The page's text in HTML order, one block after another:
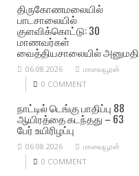
திருகோணமலையில்
பாடசாலையில்
குளவிக்கொட்டு: 30
மாணவர்கள்
வைத்தியசாலையில் அனுமதி
06.08.2026
மாவையூரன்
0 COMMENT
நாட்டில் டெங்கு பாதிப்பு 88
ஆயிரத்தை கடந்தது – 63
பேர் உயிரிழப்பு
06.08.2026
மாவையூரன்
0 COMMENT